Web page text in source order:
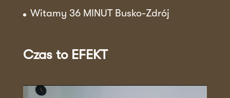
Witamy 36 MINUT Busko-Zdrój
Czas to EFEKT